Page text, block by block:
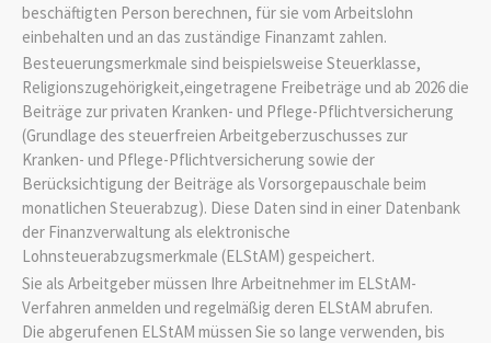
beschäftigten Person berechnen, für sie vom Arbeitslohn
einbehalten und an das zuständige Finanzamt zahlen.
Besteuerungsmerkmale sind beispielsweise Steuerklasse,
Religionszugehörigkeit,eingetragene Freibeträge und ab 2026 die
Beiträge zur privaten Kranken- und Pflege-Pflichtversicherung
(Grundlage des steuerfreien Arbeitgeberzuschusses zur
Kranken- und Pflege-Pflichtversicherung sowie der
Berücksichtigung der Beiträge als Vorsorgepauschale beim
monatlichen Steuerabzug). Diese Daten sind in einer Datenbank
der Finanzverwaltung als elektronische
Lohnsteuerabzugsmerkmale (ELStAM) gespeichert.
Sie als Arbeitgeber müssen Ihre Arbeitnehmer im ELStAM-
Verfahren anmelden und regelmäßig deren ELStAM abrufen.
Die abgerufenen ELStAM müssen Sie so lange verwenden, bis